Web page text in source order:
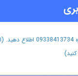
هر مشکلی در فرایند ثبت نام داشتید از طریق پیامک به شماره 09338413734 اطلاع